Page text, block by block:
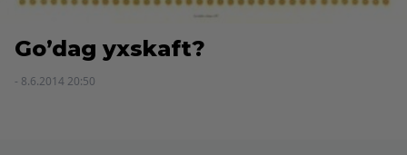
Go’dag yxskaft?
- 8.6.2014 20:50